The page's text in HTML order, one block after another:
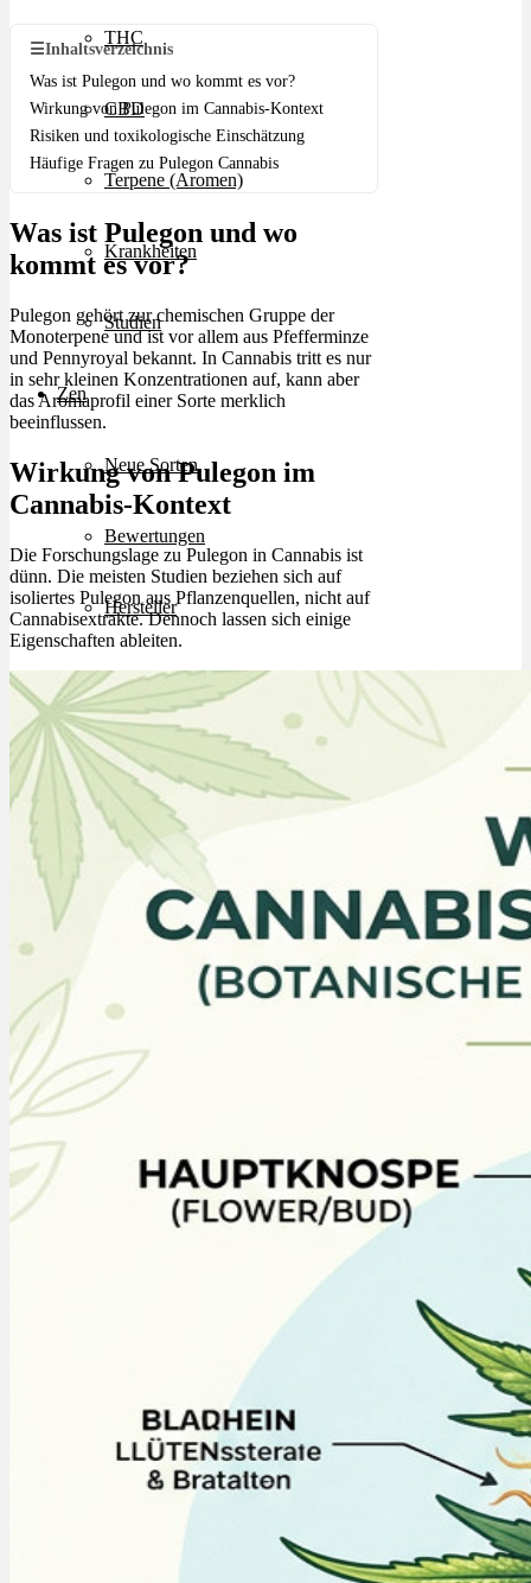
THC
CBD
Terpene (Aromen)
Krankheiten
Studien
Zen
Neue Sorten
Bewertungen
Hersteller
News
App
Newsletter
Services
Ärzte Service
Apotheken Service
Lieferung
☰Inhaltsverzeichnis
Was ist Pulegon und wo kommt es vor?
Wirkung von Pulegon im Cannabis-Kontext
Risiken und toxikologische Einschätzung
Häufige Fragen zu Pulegon Cannabis
Was ist Pulegon und wo
kommt es vor?
Pulegon gehört zur chemischen Gruppe der
Monoterpene und ist vor allem aus Pfefferminze
und Pennyroyal bekannt. In Cannabis tritt es nur
in sehr kleinen Konzentrationen auf, kann aber
das Aromaprofil einer Sorte merklich
beeinflussen.
Wirkung von Pulegon im
Cannabis-Kontext
Die Forschungslage zu Pulegon in Cannabis ist
dünn. Die meisten Studien beziehen sich auf
isoliertes Pulegon aus Pflanzenquellen, nicht auf
Cannabisextrakte. Dennoch lassen sich einige
Eigenschaften ableiten.